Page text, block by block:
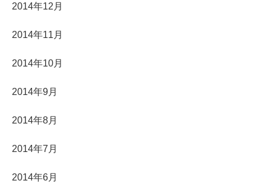
2014年12月
2014年11月
2014年10月
2014年9月
2014年8月
2014年7月
2014年6月